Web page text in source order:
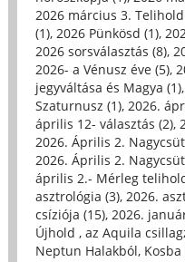
2026 március 3.
(1), 2026 Pünkösd (1),
2026 sorsválasztás (8),
2026- a Vénusz éve (5),
jegyváltása és Magya (1),
Szaturnusz (1), 2026.
április 12- választás (2),
2026. Április 2.
2026. Április 2.
április 2.- Mérleg
asztrológia (3), 2026.
csíziója (15), 2026.
Újhold , az Aquila
Neptun Halakból, Kosba